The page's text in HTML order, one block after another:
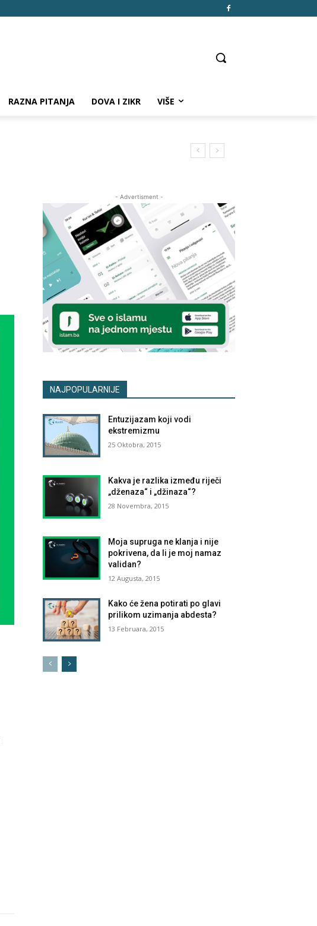
RAZNA PITANJA DOVA I ZIKR VIŠE
- Advertisment -
NAJPOPULARNIJE
Entuzijazam koji vodi
ekstremizmu
25 Oktobra, 2015
Kakva je razlika između riječi
„dženaza“ i „džinaza“?
28 Novembra, 2015
Moja supruga ne klanja i nije
pokrivena, da li je moj namaz
validan?
12 Augusta, 2015
Kako će žena potirati po glavi
prilikom uzimanja abdesta?
13 Februara, 2015